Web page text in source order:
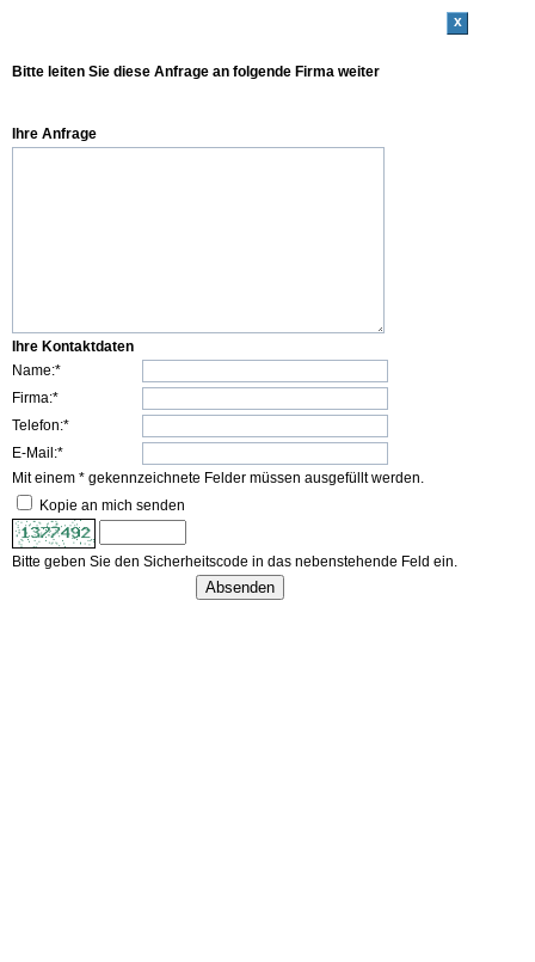
x
Bitte leiten Sie diese Anfrage an folgende Firma weiter
Ihre Anfrage
Ihre Kontaktdaten
Name:*
Firma:*
Telefon:*
E-Mail:*
Mit einem * gekennzeichnete Felder müssen ausgefüllt werden.
Kopie an mich senden
Bitte geben Sie den Sicherheitscode in das nebenstehende Feld ein.